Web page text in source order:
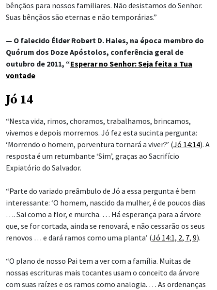
bênçãos para nossos familiares. Não desistamos do Senhor.
Suas bênçãos são eternas e não temporárias.”
— O falecido Élder Robert D. Hales, na época membro do
Quórum dos Doze Apóstolos, conferência geral de
outubro de 2011, “Esperar no Senhor: Seja feita a Tua
vontade
Jó 14
“Nesta vida, rimos, choramos, trabalhamos, brincamos,
vivemos e depois morremos. Jó fez esta sucinta pergunta:
‘Morrendo o homem, porventura tornará a viver?’ (Jó 14:14). A
resposta é um retumbante ‘Sim’, graças ao Sacrifício
Expiatório do Salvador.
“Parte do variado preâmbulo de Jó a essa pergunta é bem
interessante: ‘O homem, nascido da mulher, é de poucos dias
…. Sai como a flor, e murcha. … Há esperança para a árvore
que, se for cortada, ainda se renovará, e não cessarão os seus
renovos … e dará ramos como uma planta’ (Jó 14:1, 2, 7, 9).
“O plano de nosso Pai tem a ver com a família. Muitas de
nossas escrituras mais tocantes usam o conceito da árvore
com suas raízes e os ramos como analogia. … As ordenanças